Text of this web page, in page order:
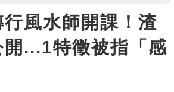
風水師開課！渣
開...1特徵被指「感